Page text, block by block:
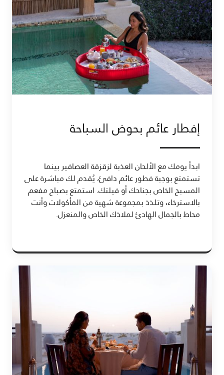
إفطار عائم بحوض السباحة
ابدأ يومك مع الألحان العذبة لزقزقة العصافير بينما
تستمتع بوجبة فطور عائم دافئ، يُقدم لك مباشرة على
المسبح الخاص بجناحك أو فيلتك. استمتع بصباح مفعم
بالاسترخاء، وتلذذ بمجموعة شهية من المأكولات وأنت
محاط بالجمال الهادئ لملاذك الخاص والمنعزل.